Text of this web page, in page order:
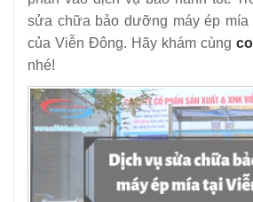
cũng biết
11-Máy ép nước mía siêu sạch và
nhanh
12-Cùng Viễn Đông giải đáp thắc
mập không?
3 lưu ý để tránh phải mua máy ép
sửa chữa bảo dưỡng máy ép mía
của Viễn Đông. Hãy khám cùng
nhé!